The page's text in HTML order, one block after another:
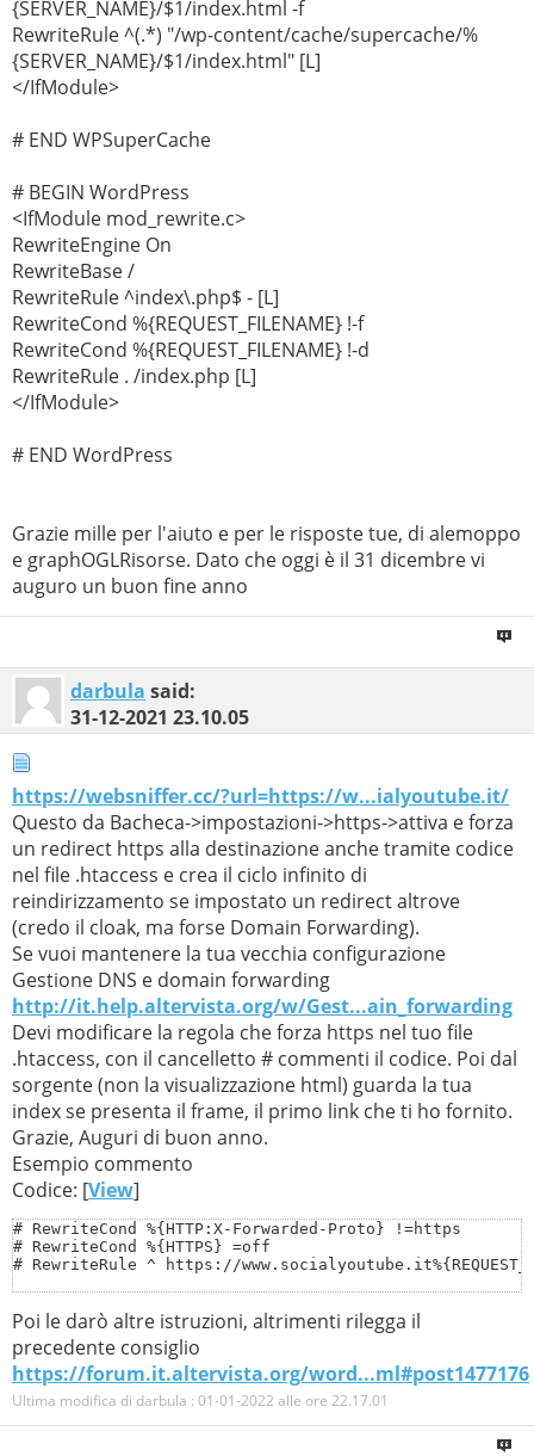
{SERVER_NAME}/$1/index.html -f
RewriteRule ^(.*) "/wp-content/cache/supercache/%
{SERVER_NAME}/$1/index.html" [L]
</IfModule>
# END WPSuperCache
# BEGIN WordPress
<IfModule mod_rewrite.c>
RewriteEngine On
RewriteBase /
RewriteRule ^index\.php$ - [L]
RewriteCond %{REQUEST_FILENAME} !-f
RewriteCond %{REQUEST_FILENAME} !-d
RewriteRule . /index.php [L]
</IfModule>
# END WordPress
Grazie mille per l'aiuto e per le risposte tue, di alemoppo
e graphOGLRisorse. Dato che oggi è il 31 dicembre vi
auguro un buon fine anno
darbula said:
31-12-2021 23.10.05
https://websniffer.cc/?url=https://w...ialyoutube.it/
Questo da Bacheca->impostazioni->https->attiva e forza
un redirect https alla destinazione anche tramite codice
nel file .htaccess e crea il ciclo infinito di
reindirizzamento se impostato un redirect altrove
(credo il cloak, ma forse Domain Forwarding).
Se vuoi mantenere la tua vecchia configurazione
Gestione DNS e domain forwarding
http://it.help.altervista.org/w/Gest...ain_forwarding
Devi modificare la regola che forza https nel tuo file
.htaccess, con il cancelletto # commenti il codice. Poi dal
sorgente (non la visualizzazione html) guarda la tua
index se presenta il frame, il primo link che ti ho fornito.
Grazie, Auguri di buon anno.
Esempio commento
Codice: [View]
# RewriteCond %{HTTP:X-Forwarded-Proto} !=https
# RewriteCond %{HTTPS} =off
# RewriteRule ^ https://
Poi le darò altre istruzioni, altrimenti rilegga il
precedente consiglio
https://forum.it.altervista.org/word...ml#post1477176
Ultima modifica di darbula : 01-01-2022 alle ore 22.17.01